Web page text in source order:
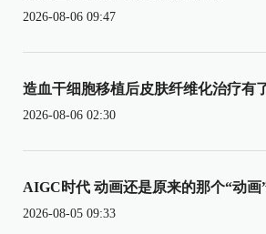
2026-08-06 09:47
造血干细胞移植后皮肤纤维化治疗有
2026-08-06 02:30
AIGC时代 动画还是原来的那个“动画
2026-08-05 09:33